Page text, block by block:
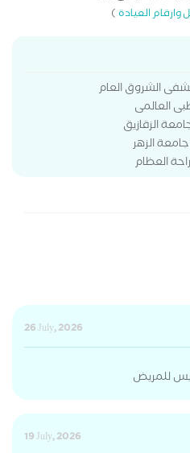
العيادة)
الشروق العام
العالمى
الزقازيق
الزهر
العظام
26 July, 2026
للمريض
19 July, 2026